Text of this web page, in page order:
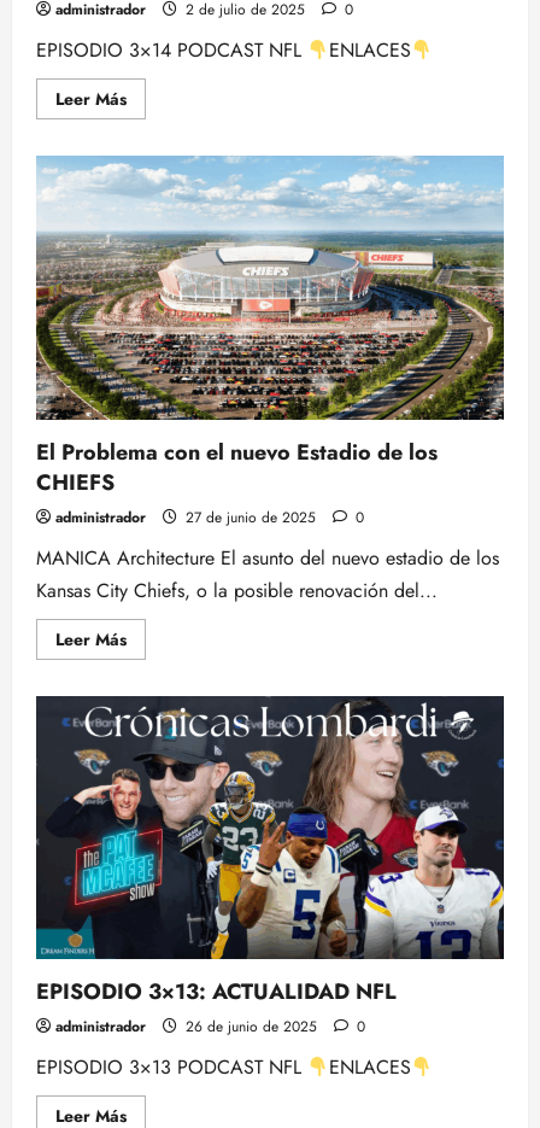
administrador 2 de julio de 2025 0
EPISODIO 3×14 PODCAST NFL ENLACES
Leer MásLeer
más
El Problema con el nuevo Estadio de los
CHIEFS
administrador 27 de junio de 2025 0
MANICA Architecture El asunto del nuevo estadio de los
Kansas City Chiefs, o la posible renovación del...
Leer MásLeer
más
El
Problema
con
el
nuevo
Estadio
de
los
CHIEFS
EPISODIO 3×13: ACTUALIDAD NFL
administrador 26 de junio de 2025 0
EPISODIO 3×13 PODCAST NFL ENLACES
Leer MásLeer